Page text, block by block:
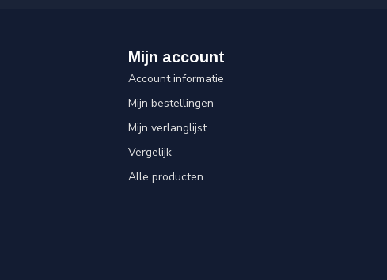
Mijn account
Account informatie
Mijn bestellingen
Mijn verlanglijst
Vergelijk
Alle producten